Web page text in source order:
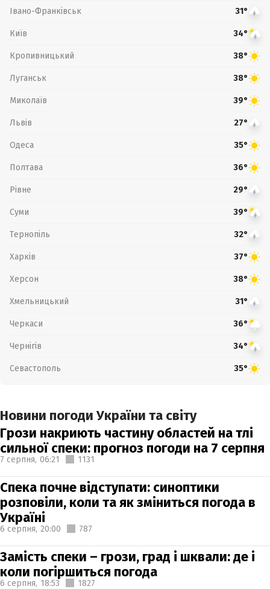
Івано-Франківськ 31°
Київ 34°
Кропивницький 38°
Луганськ 38°
Миколаїв 39°
Львів 27°
Одеса 35°
Полтава 36°
Рівне 29°
Суми 39°
Тернопіль 32°
Харків 37°
Херсон 38°
Хмельницький 31°
Черкаси 36°
Чернігів 34°
Севастополь 35°
Новини погоди України та світу
Грози накриють частину областей на тлі
сильної спеки: прогноз погоди на 7 серпня
7 серпня, 06:21 1131
Спека почне відступати: синоптики
розповіли, коли та як зміниться погода в
Україні
6 серпня, 20:00 787
Замість спеки – грози, град і шквали: де і
коли погіршиться погода
6 серпня, 18:53 1827